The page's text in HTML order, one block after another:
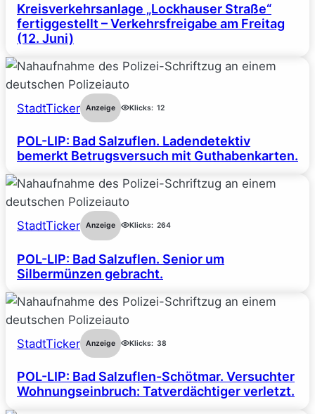
Kreisverkehrsanlage „Lockhauser Straße“
fertiggestellt – Verkehrsfreigabe am Freitag
(12. Juni)
StadtTicker Anzeige Klicks: 12
POL-LIP: Bad Salzuflen. Ladendetektiv
bemerkt Betrugsversuch mit Guthabenkarten.
StadtTicker Anzeige Klicks: 264
POL-LIP: Bad Salzuflen. Senior um
Silbermünzen gebracht.
StadtTicker Anzeige Klicks: 38
POL-LIP: Bad Salzuflen-Schötmar. Versuchter
Wohnungseinbruch: Tatverdächtiger verletzt.